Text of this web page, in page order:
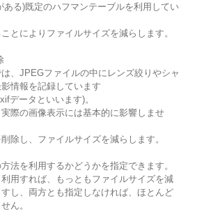
ある)既定のハフマンテーブルを利用してい
とによりファイルサイズを減らします。
、JPEGファイルの中にレンズ絞りやシャ
情報を記録しています
データといいます)。
際の画像表示には基本的に影響しませ
除し、ファイルサイズを減らします。
法を利用するかどうかを指定できます。
用すれば、もっともファイルサイズを減
し、両方とも指定しなければ、ほとんど
ん。